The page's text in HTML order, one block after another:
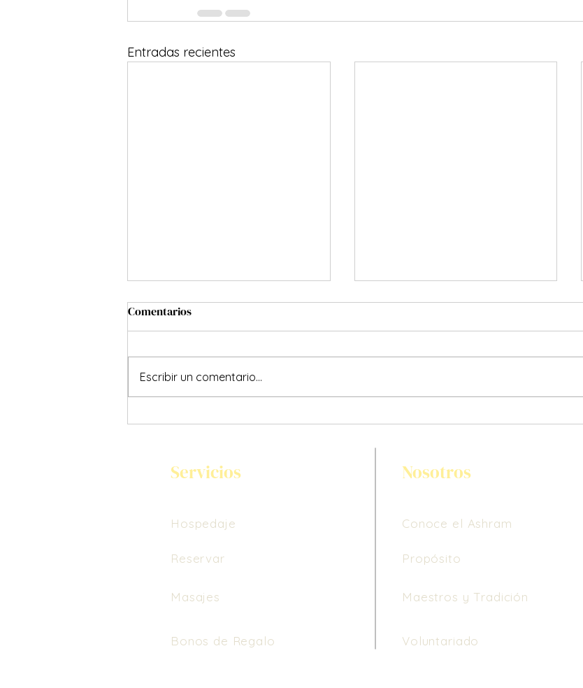
Entradas recientes
LA PAZ-CIENCIA QUE ENSEÑA
Limpiando la escuelita, limpié
Comentarios
Escribir un comentario...
Servicios Nosotros
Hospedaje Conoce el Ashram
Propósito
Reservar
Masajes
Bonos de Regalo
Maestros y Tradición
Voluntariado